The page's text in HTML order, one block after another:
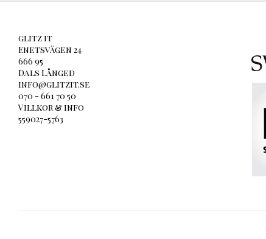
glitz it
Enetsvägen 24
666 95
Dals Långed
info@glitzit.se
070 - 661 70 50
Villkor & info
559027-5763